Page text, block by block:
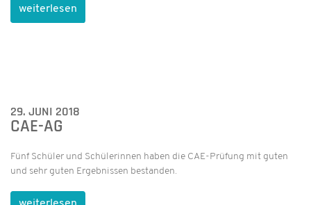
weiterlesen
29. JUNI 2018
CAE-AG
Fünf Schüler und Schülerinnen haben die CAE-Prüfung mit guten
und sehr guten Ergebnissen bestanden.